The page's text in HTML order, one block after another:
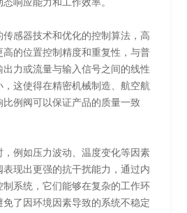
传感器技术和优化的控制算法，高
的位置控制精度和重复性，与普
力或流量与输入信号之间的线性
，这使得在精密机械制造、航空航
例阀可以保证产品的质量一致
，例如压力波动、温度变化等因素
现出更强的抗干扰能力，通过内
系统，它们能够在复杂的工作环
了因环境因素导致的系统不稳定